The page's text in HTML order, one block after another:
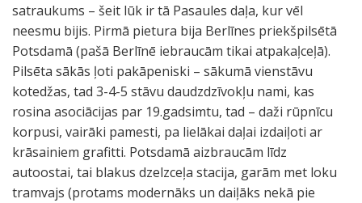
satraukums – šeit lūk ir tā Pasaules daļa, kur vēl
neesmu bijis. Pirmā pietura bija Berlīnes priekšpilsētā
Potsdamā (pašā Berlīnē iebraucām tikai atpakaļceļā).
Pilsēta sākās ļoti pakāpeniski – sākumā vienstāvu
kotedžas, tad 3-4-5 stāvu daudzdzīvokļu nami, kas
rosina asociācijas par 19.gadsimtu, tad – daži rūpnīcu
korpusi, vairāki pamesti, pa lielākai daļai izdaiļoti ar
krāsainiem grafitti. Potsdamā aizbraucām līdz
autoostai, tai blakus dzelzceļa stacija, garām met loku
tramvajs (protams modernāks un daiļāks nekā pie